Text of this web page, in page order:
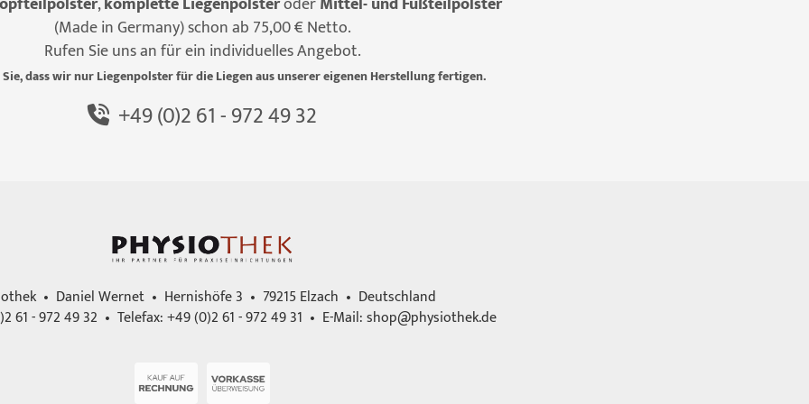
(Made in Germany) schon ab 75,00 € Netto.
Rufen Sie uns an für ein individuelles Angebot.
dass wir nur Liegenpolster für die Liegen aus unserer eigenen Herstellung fertigen.
+49 (0)2 61 - 972 49 32
• Daniel Wernet • Hernishöfe 3 • 79215 Elzach • Deutschland
61 - 972 49 32 • Telefax: +49 (0)2 61 - 972 49 31 • E-Mail:shop@physiothek.de